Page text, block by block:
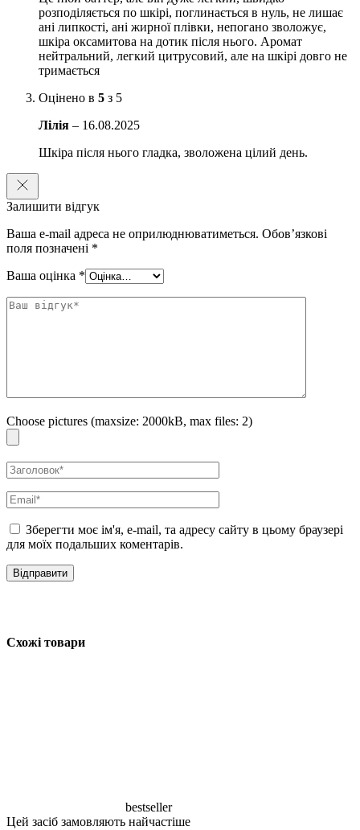
підходить для щоденного використання після душу або
ванни
формула без парабенів, сульфатів, формальдегіду та глютену
Активні компоненти Tree Hut Sunlit Glow Whipped Body Butter:
Масло ши (Shea Butter)
доглянутий вигляд шкіри
Морошка (Cloudberry)
– компонент з високим вмістом
вітаміну C, який сприяє більш сяючому вигляду шкіри
Олія насіння маракуї (Maracuja Seed Oil)
зволожити шкіру, зробити її більш гладенькою та м’якою на
вигляд
розподіляється по шкірі, поглинається в нуль, не лишає
ані липкості, ані жирної плівки, непогано зволожує,
шкіра оксамитова на дотик після нього. Аромат
нейтральний, легкий цитрусовий, але на шкірі довго не
тримається
Оцінено в 5 з 5
Лілія – 16.08.2025
Шкіра після нього гладка, зволожена цілий день.
Залишити відгук
Ваша e-mail адреса не оприлюднюватиметься. Обов’язкові
поля позначені *
Ваша оцінка *
Choose pictures (maxsize: 2000kB, max files: 2)
Зберегти моє ім'я, e-mail, та адресу сайту в цьому браузері
для моїх подальших коментарів.
Схожі товари
bestseller
Цей засіб замовляють найчастіше